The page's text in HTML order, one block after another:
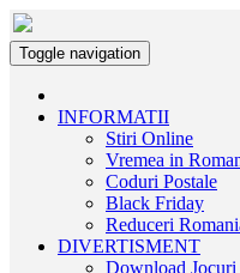
Toggle navigation
INFORMATII
Stiri Online
Vremea in
Coduri Postale
Black Friday
Reduceri
DIVERTISMENT
Download Jocuri